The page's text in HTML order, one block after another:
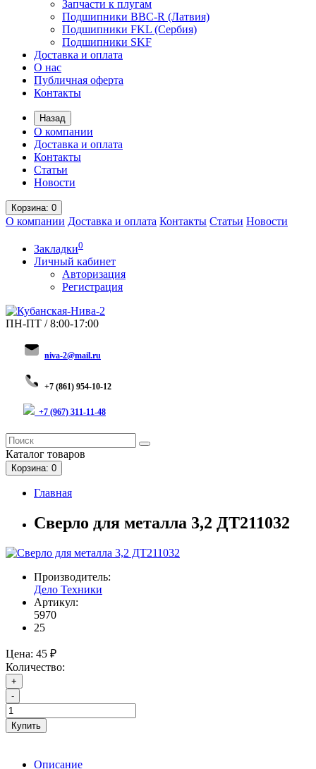
Запчасти к плугам
Подшипники BBC-R (Латвия)
Подшипники FKL (Сербия)
Подшипники SKF
Доставка и оплата
О нас
Публичная оферта
Контакты
Назад
О компании
Доставка и оплата
Контакты
Статьи
Новости
Корзина: 0
О компании Доставка и оплата Контакты Статьи Новости
Закладки0
Личный кабинет
Авторизация
Регистрация
ПН-ПТ / 8:00-17:00
niva-2@mail.ru
+7 (861) 954-10-12
+7 (967) 311-11-48
Каталог товаров
Корзина: 0
Главная
Сверло для металла 3,2 ДТ211032
Производитель:
Дело Техники
Артикул:
5970
25
Цена: 45 ₽
Количество:
+
-
Купить
Описание